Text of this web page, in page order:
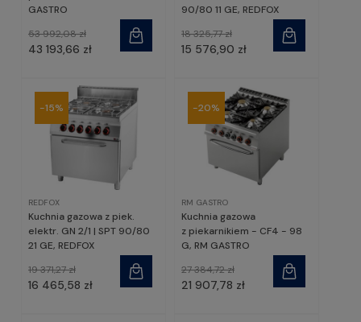
GASTRO
43 193,66 zł
53 992,08 zł
90/80 11 GE, REDFOX
15 576,90 zł
18 325,77 zł
REDFOX
Kuchnia gazowa z piek.
elektr. GN 2/1 | SPT 90/80
21 GE, REDFOX
16 465,58 zł
19 371,27 zł
-15%
RM GASTRO
Kuchnia gazowa
z piekarnikiem - CF4 - 98
G, RM GASTRO
21 907,78 zł
27 384,72 zł
-20%